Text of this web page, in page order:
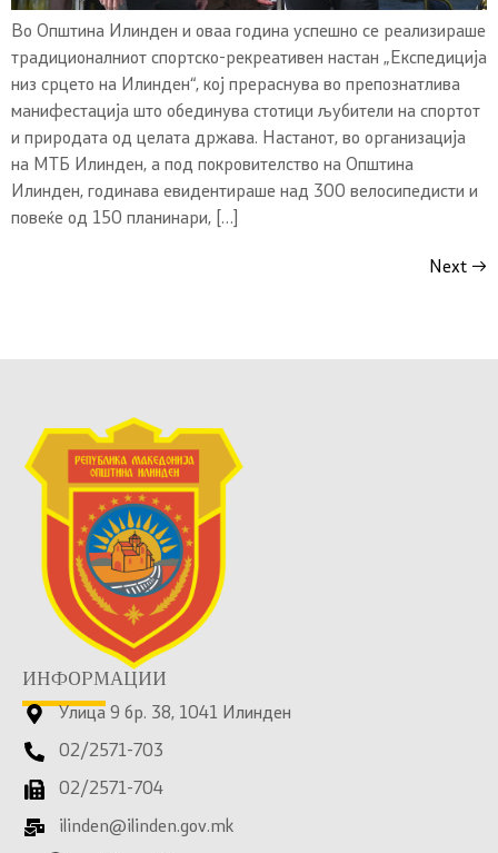
Во Општина Илинден и оваа година успешно се реализираше
традиционалниот спортско-рекреативен настан „Експедиција
низ срцето на Илинден“, кој прераснува во препознатлива
манифестација што обединува стотици љубители на спортот
и природата од целата држава. Настанот, во организација
на МТБ Илинден, а под покровителство на Општина
Илинден, годинава евидентираше над 300 велосипедисти и
повеќе од 150 планинари, […]
Next →
ИНФОРМАЦИИ
Улица 9 бр. 38, 1041 Илинден
02/2571-703
02/2571-704
ilinden@ilinden.gov.mk